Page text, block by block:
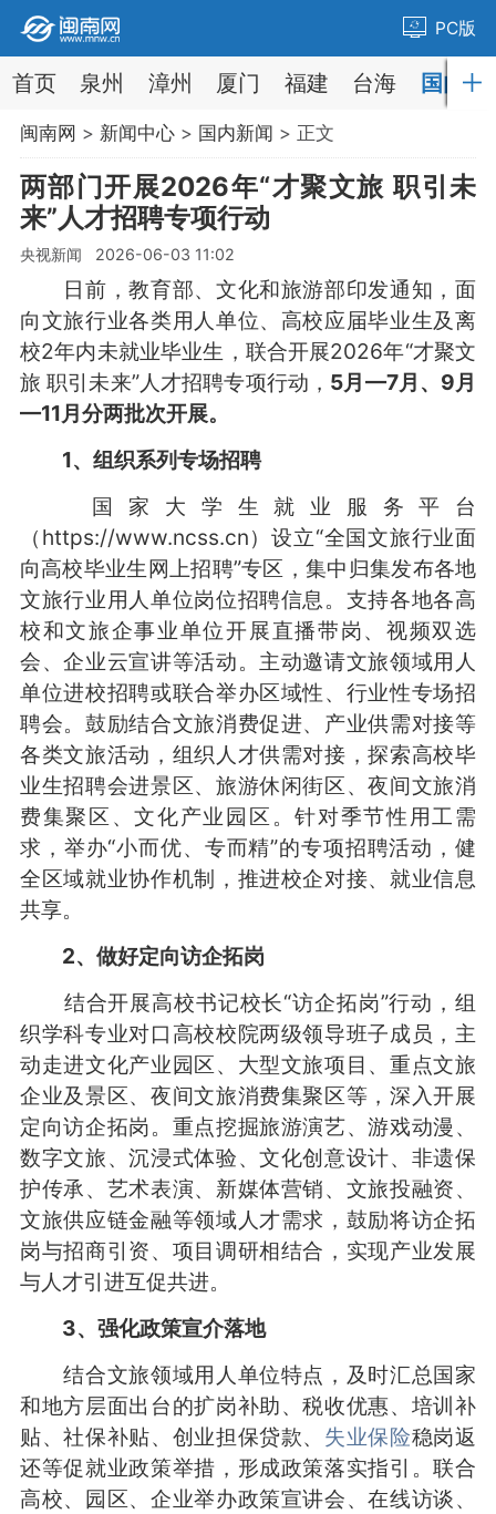
PC版
首页 泉州 漳州 厦门 福建 台海 国内
闽南网 > 新闻中心> 国内新闻 > 正文
两部门开展2026年“才聚文旅 职引未
来”人才招聘专项行动
央视新闻 2026-06-03 11:02
日前，教育部、文化和旅游部印发通知，面
向文旅行业各类用人单位、高校应届毕业生及离
校2年内未就业毕业生，联合开展2026年“才聚文
旅 职引未来”人才招聘专项行动， 5月—7月、9月
—11月分两批次开展。
1、组织系列专场招聘
国家大学生就业服务平台
（https://www.ncss.cn）设立“全国文旅行业面
向高校毕业生网上招聘”专区，集中归集发布各地
文旅行业用人单位岗位招聘信息。支持各地各高
校和文旅企事业单位开展直播带岗、视频双选
会、企业云宣讲等活动。主动邀请文旅领域用人
单位进校招聘或联合举办区域性、行业性专场招
聘会。鼓励结合文旅消费促进、产业供需对接等
各类文旅活动，组织人才供需对接，探索高校毕
业生招聘会进景区、旅游休闲街区、夜间文旅消
费集聚区、文化产业园区。针对季节性用工需
求，举办“小而优、专而精”的专项招聘活动，健
全区域就业协作机制，推进校企对接、就业信息
共享。
2、做好定向访企拓岗
结合开展高校书记校长“访企拓岗”行动，组
织学科专业对口高校校院两级领导班子成员，主
动走进文化产业园区、大型文旅项目、重点文旅
企业及景区、夜间文旅消费集聚区等，深入开展
定向访企拓岗。重点挖掘旅游演艺、游戏动漫、
数字文旅、沉浸式体验、文化创意设计、非遗保
护传承、艺术表演、新媒体营销、文旅投融资、
文旅供应链金融等领域人才需求，鼓励将访企拓
岗与招商引资、项目调研相结合，实现产业发展
与人才引进互促共进。
3、强化政策宣介落地
结合文旅领域用人单位特点，及时汇总国家
和地方层面出台的扩岗补助、税收优惠、培训补
贴、社保补贴、创业担保贷款、 失业保险稳岗返
还等促就业政策举措，形成政策落实指引。联合
高校、园区、企业举办政策宣讲会、在线访谈、